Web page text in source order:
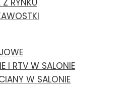
RYNKU
I RTV W SALONIE
W SALONIE